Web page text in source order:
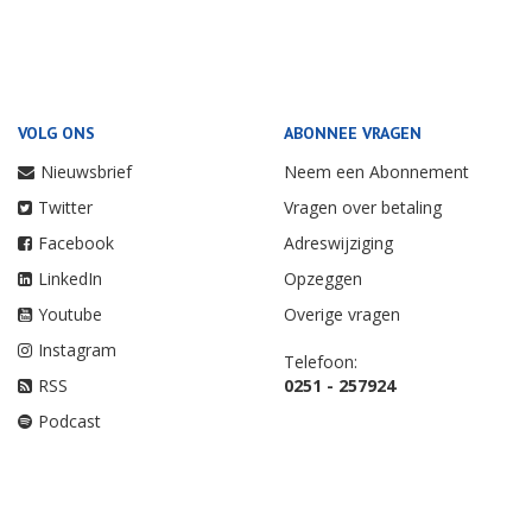
VOLG ONS
Nieuwsbrief
Twitter
Facebook
LinkedIn
Youtube
Instagram
RSS
Podcast
ABONNEE VRAGEN
Neem een Abonnement
Vragen over betaling
Adreswijziging
Opzeggen
Overige vragen
Telefoon:
0251 - 257924